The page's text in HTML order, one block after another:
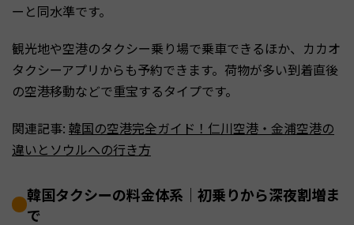
ーと同水準です。
観光地や空港のタクシー乗り場で乗車できるほか、カカオ
タクシーアプリからも予約できます。荷物が多い到着直後
の空港移動などで重宝するタイプです。
関連記事: 韓国の空港完全ガイド！仁川空港・金浦空港の
違いとソウルへの行き方
韓国タクシーの料金体系｜初乗りから深夜割増ま
で